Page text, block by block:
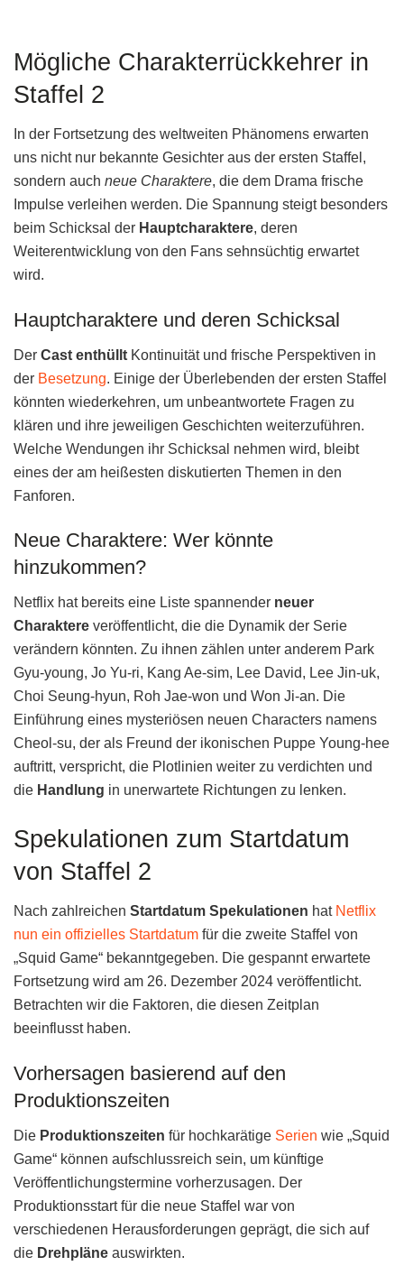
Mögliche Charakterrückkehrer in
Staffel 2
In der Fortsetzung des weltweiten Phänomens erwarten
uns nicht nur bekannte Gesichter aus der ersten Staffel,
sondern auch neue Charaktere, die dem Drama frische
Impulse verleihen werden. Die Spannung steigt besonders
beim Schicksal der Hauptcharaktere, deren
Weiterentwicklung von den Fans sehnsüchtig erwartet
wird.
Hauptcharaktere und deren Schicksal
Der Cast enthüllt Kontinuität und frische Perspektiven in
der Besetzung. Einige der Überlebenden der ersten Staffel
könnten wiederkehren, um unbeantwortete Fragen zu
klären und ihre jeweiligen Geschichten weiterzuführen.
Welche Wendungen ihr Schicksal nehmen wird, bleibt
eines der am heißesten diskutierten Themen in den
Fanforen.
Neue Charaktere: Wer könnte
hinzukommen?
Netflix hat bereits eine Liste spannender neuer
Charaktere veröffentlicht, die die Dynamik der Serie
verändern könnten. Zu ihnen zählen unter anderem Park
Gyu-young, Jo Yu-ri, Kang Ae-sim, Lee David, Lee Jin-uk,
Choi Seung-hyun, Roh Jae-won und Won Ji-an. Die
Einführung eines mysteriösen neuen Characters namens
Cheol-su, der als Freund der ikonischen Puppe Young-hee
auftritt, verspricht, die Plotlinien weiter zu verdichten und
die Handlung in unerwartete Richtungen zu lenken.
Spekulationen zum Startdatum
von Staffel 2
Nach zahlreichen Startdatum Spekulationen hat Netflix
nun ein offizielles Startdatum für die zweite Staffel von
„Squid Game“ bekanntgegeben. Die gespannt erwartete
Fortsetzung wird am 26. Dezember 2024 veröffentlicht.
Betrachten wir die Faktoren, die diesen Zeitplan
beeinflusst haben.
Vorhersagen basierend auf den
Produktionszeiten
Die Produktionszeiten für hochkarätige Serien wie „Squid
Game“ können aufschlussreich sein, um künftige
Veröffentlichungstermine vorherzusagen. Der
Produktionsstart für die neue Staffel war von
verschiedenen Herausforderungen geprägt, die sich auf
die Drehpläne auswirkten.